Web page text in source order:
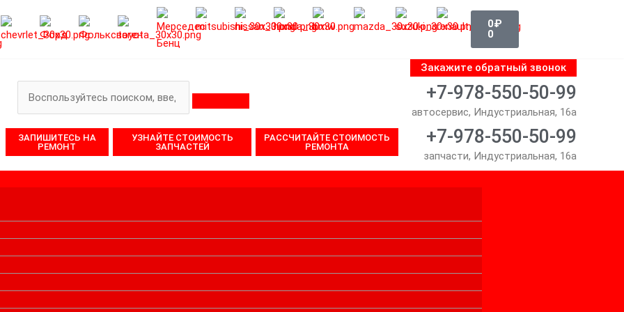
0₽
0
Корзина
Поиск
ЗАПИШИТЕСЬ НА
РЕМОНТ
УЗНАЙТЕ СТОИМОСТЬ
ЗАПЧАСТЕЙ
РАССЧИТАЙТЕ СТОИМОСТЬ
РЕМОНТА
Закажите обратный звонок
+7-978-550-50-99
автосервис, Индустриальная, 16а
+7-978-550-50-99
запчасти, Индустриальная, 16а